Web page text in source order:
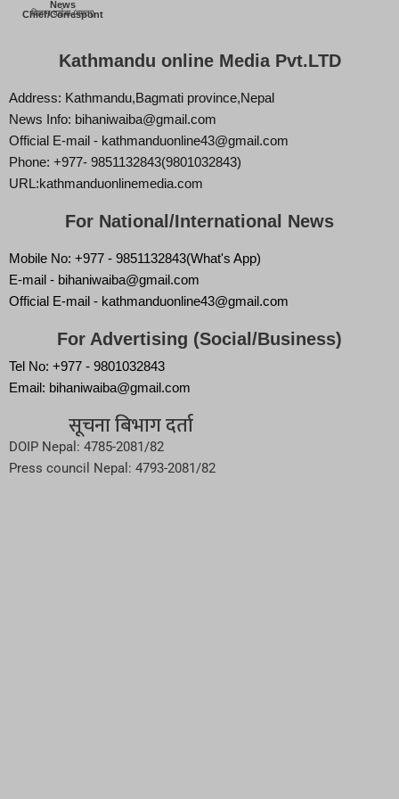
News
Chief/Correspont
बिज्ञान वाईबा (ममता)
Kathmandu online Media Pvt.LTD
Address: Kathmandu,Bagmati province,Nepal
News Info: bihaniwaiba@gmail.com
Official E-mail - kathmanduonline43@gmail.com
Phone: +977- 9851132843(9801032843)
URL:kathmanduonlinemedia.com
For National/International News
Mobile No: +977 - 9851132843(What's App)
E-mail - bihaniwaiba@gmail.com
Official E-mail - kathmanduonline43@gmail.com
For Advertising (Social/Business)
Tel No: +977 - 9801032843
Email: bihaniwaiba@gmail.com
सूचना बिभाग दर्ता
DOIP Nepal: 4785-2081/82
Press council Nepal: 4793-2081/82